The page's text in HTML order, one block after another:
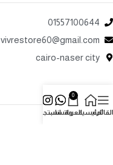
01557100644
vivrestore60@gmail.com
cairo-naser city
تابعنا
الرئيسية
0
العربةواتسابانستجرام